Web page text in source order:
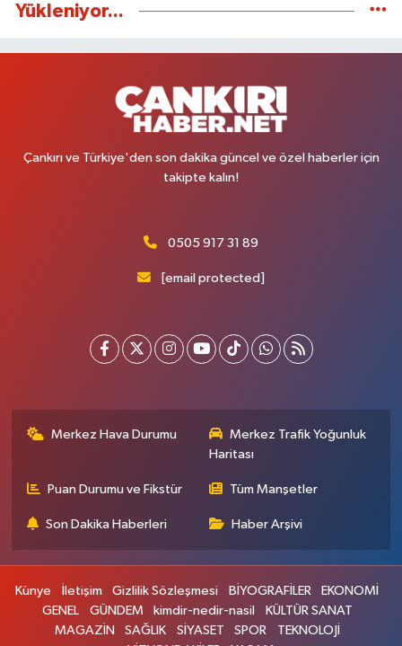
Yükleniyor...
Çankırı ve Türkiye'den son dakika güncel ve özel haberler için
takipte kalın!
0505 917 31 89
[email protected]
Merkez Hava Durumu
Merkez Trafik Yoğunluk
Haritası
Puan Durumu ve Fikstür Tüm Manşetler
Son Dakika Haberleri Haber Arşivi
Künye İletişim Gizlilik Sözleşmesi BİYOGRAFİLER
EKONOMİ
GENEL
GÜNDEM kimdir-nedir-nasil
KÜLTÜR SANAT
MAGAZİN
SAĞLIK SİYASET SPOR
TEKNOLOJİ